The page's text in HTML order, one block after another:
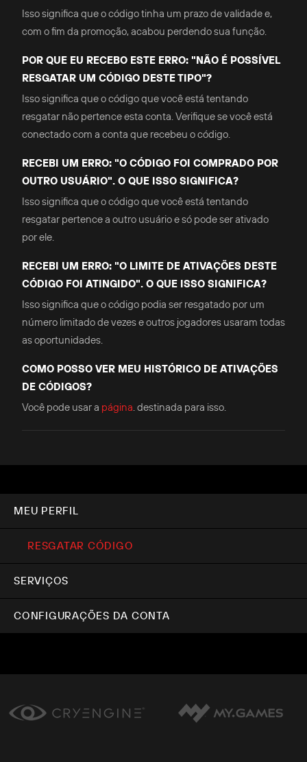
Isso significa que o código tinha um prazo de validade e,
com o fim da promoção, acabou perdendo sua função.
POR QUE EU RECEBO ESTE ERRO: "NÃO É POSSÍVEL
RESGATAR UM CÓDIGO DESTE TIPO"?
Isso significa que o código que você está tentando
resgatar não pertence esta conta. Verifique se você está
conectado com a conta que recebeu o código.
RECEBI UM ERRO: "O CÓDIGO FOI COMPRADO POR
OUTRO USUÁRIO". O QUE ISSO SIGNIFICA?
Isso significa que o código que você está tentando
resgatar pertence a outro usuário e só pode ser ativado
por ele.
RECEBI UM ERRO: "O LIMITE DE ATIVAÇÕES DESTE
CÓDIGO FOI ATINGIDO". O QUE ISSO SIGNIFICA?
Isso significa que o código podia ser resgatado por um
número limitado de vezes e outros jogadores usaram todas
as oportunidades.
COMO POSSO VER MEU HISTÓRICO DE ATIVAÇÕES
DE CÓDIGOS?
Você pode usar a página. destinada para isso.
MEU PERFIL
RESGATAR CÓDIGO
SERVIÇOS
CONFIGURAÇÕES DA CONTA